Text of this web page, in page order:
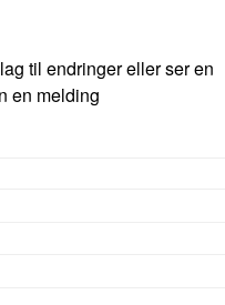
til endringer eller ser en
en melding